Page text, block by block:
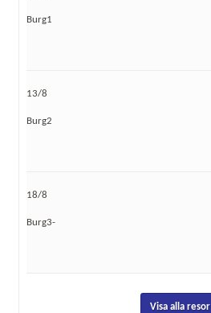
Burg1
13/8
Burg2
18/8
Burg3-
Visa alla resor